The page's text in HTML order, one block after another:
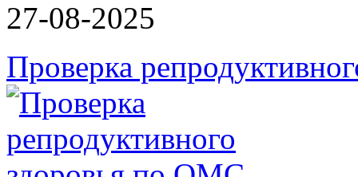
27-08-2025
Проверка